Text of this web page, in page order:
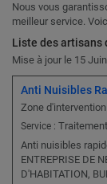
Nous vous
meilleur service.
Liste des artisans
Mise à jour le 15
Anti Nuisibles
Zone
Service :
Anti nuisibles
ENTREPRISE DE
D'HABITATION,